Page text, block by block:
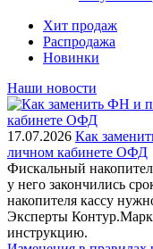
Хит продаж
Распродажа
Новинки
Наши новости
17.07.2026 Как
личном кабинете ОФД
Фискальный
у него закончились
накопителя кассу
Эксперты
инструкцию.